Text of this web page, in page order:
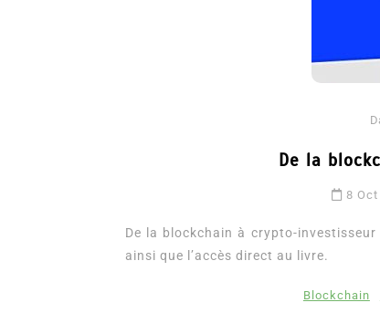
De la
8
De la blockchain à crypto-
ainsi que l’accès direct au livre.
Blockchain
Romance
Romances –
2026
6 Juil 2026 0
littérature sentimentale